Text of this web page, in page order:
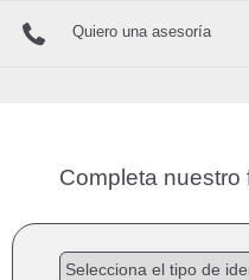
Quiero una asesoría
Completa nuestro